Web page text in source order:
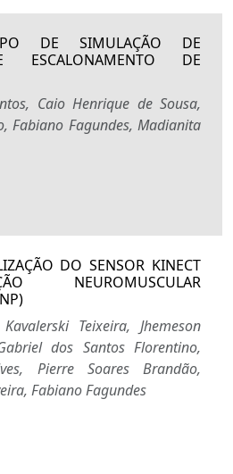
DE SIMULAÇÃO DE
ESCALONAMENTO DE
Caio Henrique de Sousa,
Fabiano Fagundes, Madianita
DO SENSOR KINECT
NEUROMUSCULAR
Teixeira, Jhemeson
dos Santos Florentino,
Pierre Soares Brandão,
Fabiano Fagundes